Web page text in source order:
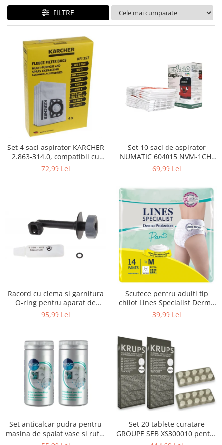
Curatenie si intretinere
Decoratiuni
Hobby-uri creative
Iluminat & Electrice
Jaluzele
Kit-uri automatizari porti si usi
Mobila dormitor
Mobila gradina & terasa
Mobila Living & Dining
Organizare si depozitare
Rafturi
Textile si covoare
Uscatoare rufe
Utilaje si materiale de constructii
Laptop, Tablete & Telefoane
Telefoane Mobile & accesorii
Wearable & Gadgeturi
Accesorii si piese masini spalat
rufe si uscatoare
Accesorii si piese masini spalat
Aparate Frigorifice
Aparate Racire Aer
Aragaze si cuptoare cu microunde
Climatizare & sisteme de incalzire
Electrocasnice pentru Bucatarie
FILTRE
Set 4 saci aspirator KARCHER
2.863-314.0, compatibil cu
WD, KWD, SE
72,99 Lei
Set 10 saci de aspirator
NUMATIC 604015 NVM-1CH,
9L
69,99 Lei
Racord cu clema si garnitura
O-ring pentru aparat de
spalat cu presiune, KARCHER
95,99 Lei
Scutece pentru adulti tip
chilot Lines Specialist Derma
Protection Extra, 7 picaturi,
39,99 Lei
Set anticalcar pudra pentru
masina de spalat vase si rufe,
WPRO 484000008416, 2 x 250g
Set 20 tablete curatare
GROUPE SEB XS300010 pentru
espressoare Krups (2x10